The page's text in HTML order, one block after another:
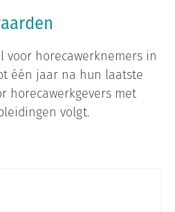
voor horecawerknemers in
één jaar na hun laatste
horecawerkgevers met
volgt.